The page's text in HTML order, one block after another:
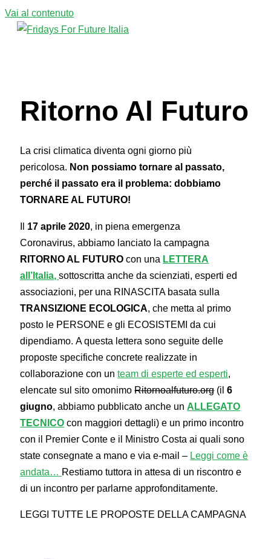
Vai al contenuto
Ritorno Al Futuro
La crisi climatica diventa ogni giorno più
pericolosa. Non possiamo tornare al passato,
perché il passato era il problema: dobbiamo
TORNARE AL FUTURO!
Il 17 aprile 2020, in piena emergenza
Coronavirus, abbiamo lanciato la campagna
RITORNO AL FUTURO con una LETTERA
all’Italia,sottoscritta anche da scienziati, esperti ed
associazioni, per una RINASCITA basata sulla
TRANSIZIONE ECOLOGICA, che metta al primo
posto le PERSONE e gli ECOSISTEMI da cui
dipendiamo. A questa lettera sono seguite delle
proposte specifiche concrete realizzate in
collaborazione con unteam di esperte ed esperti,
elencate sul sito omonimoRitornoalfuturo.org(il6
giugno, abbiamo pubblicato anche un ALLEGATO
TECNICO con maggiori dettagli) e un primo incontro
con il Premier Conte e il Ministro Costa ai quali sono
state consegnate a mano e via e-mail – Leggi come è
andata… Restiamo tuttora in attesa di un riscontro e
di un incontro per parlarne approfonditamente.
LEGGI TUTTE LE PROPOSTE DELLA CAMPAGNA